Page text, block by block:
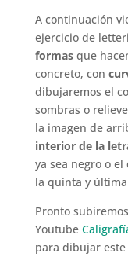
A continuación
ejercicio de
formasque
concreto, con
dibujaremos el
sombras o
la imagen de
interior de la
ya sea negro o el
la quinta y
Pronto
Youtube
para dibujar